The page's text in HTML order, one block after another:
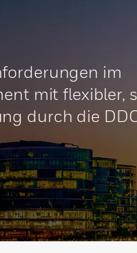
im
mit flexibler,
durch die